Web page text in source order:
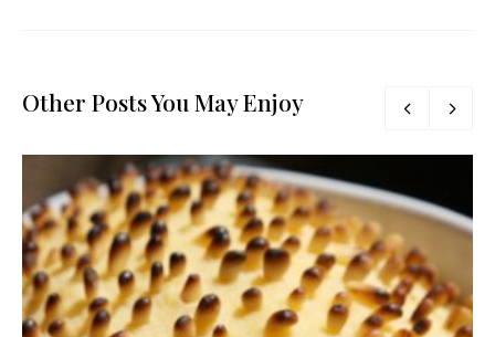
Other Posts You May Enjoy